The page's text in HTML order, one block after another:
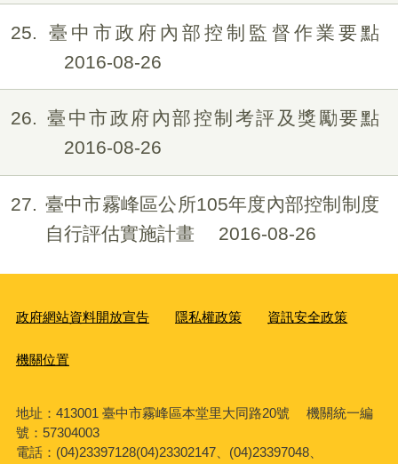
25
臺中市政府內部控制監督作業要點
2016-08-26
26
臺中市政府內部控制考評及獎勵要點
2016-08-26
27
臺中市霧峰區公所105年度內部控制制度
自行評估實施計畫
2016-08-26
政府網站資料開放宣告 隱私權政策 資訊安全政策
機關位置
地址：413001 臺中市霧峰區本堂里大同路20號 機關統一編
號：57304003
電話：(04)23397128(04)23302147、(04)23397048、